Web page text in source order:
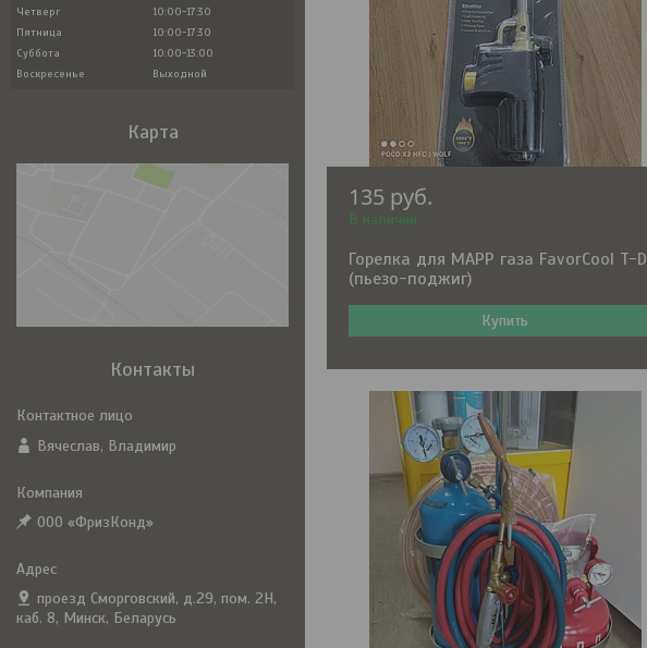
135 руб.
В наличии
Горелка для MAPP газа FavorCool T-D
(пьезо-поджиг)
Купить
Четверг
10:00-17:30
Пятница
10:00-17:30
Суббота
10:00-13:00
Воскресенье
Выходной
Карта
Контакты
Вячеслав, Владимир
ООО «ФризКонд»
проезд Сморговский, д.29, пом. 2Н,
каб. 8, Минск, Беларусь